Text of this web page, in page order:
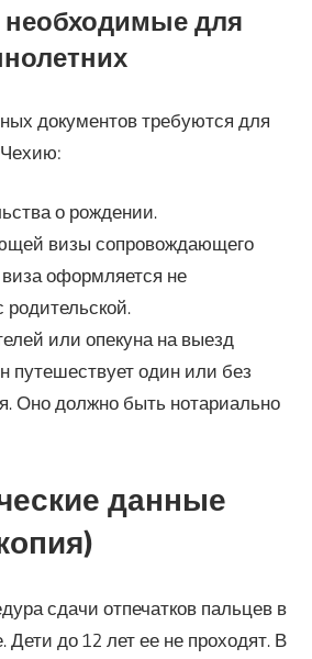
для
документов требуются для
о рождении.
визы сопровождающего
оформляется не
или опекуна на выезд
путешествует один или без
Оно должно быть нотариально
данные
сдачи отпечатков пальцев в
Дети до 12 лет ее не проходят. В